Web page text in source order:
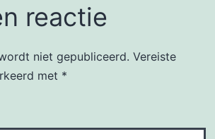
reactie
niet gepubliceerd. Vereiste
met *